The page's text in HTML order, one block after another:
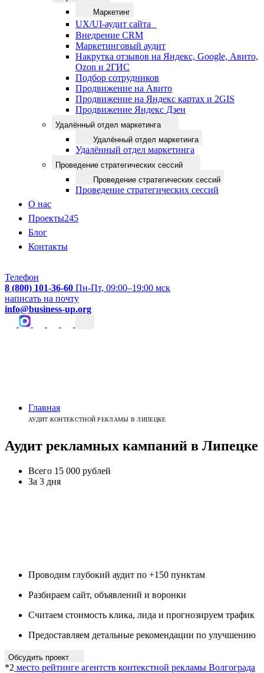
Маркетинг
UX/UI-аудит сайта
Внедрение CRM
Маркетинговый аудит
Накрутка отзывов на Яндекс, Google, Авито,
Ozon и 2ГИС
Подбор сотрудников
Продвижение на Авито
Продвижение на Яндекс картах и 2GIS
Продвижение Яндекс Дзен
Удалённый отдел маркетинга
Удалённый отдел маркетинга
Удалённый отдел маркетинга
Проведение стратегических сессий
Проведение стратегических сессий
Проведение стратегических сессий
О нас
Проекты245
Блог
Контакты
Телефон
8 (800) 101-36-60 Пн-Пт, 09:00–19:00 мск
написать на почту
info@business-up.org
Главная
АУДИТ КОНТЕКСТНОЙ РЕКЛАМЫ В ЛИПЕЦКЕ
Аудит рекламных кампаний в Липецке
Всего 15 000 рублей
За 3 дня
Проводим глубокий аудит по +150 пунктам
Разбираем сайт, объявлений и воронки
Считаем стоимость клика, лида и прогнозируем трафик
Предоставляем детальные рекомендации по улучшению
Обсудить проект
*2 место рейтинге агентств контекстной рекламы Волгограда